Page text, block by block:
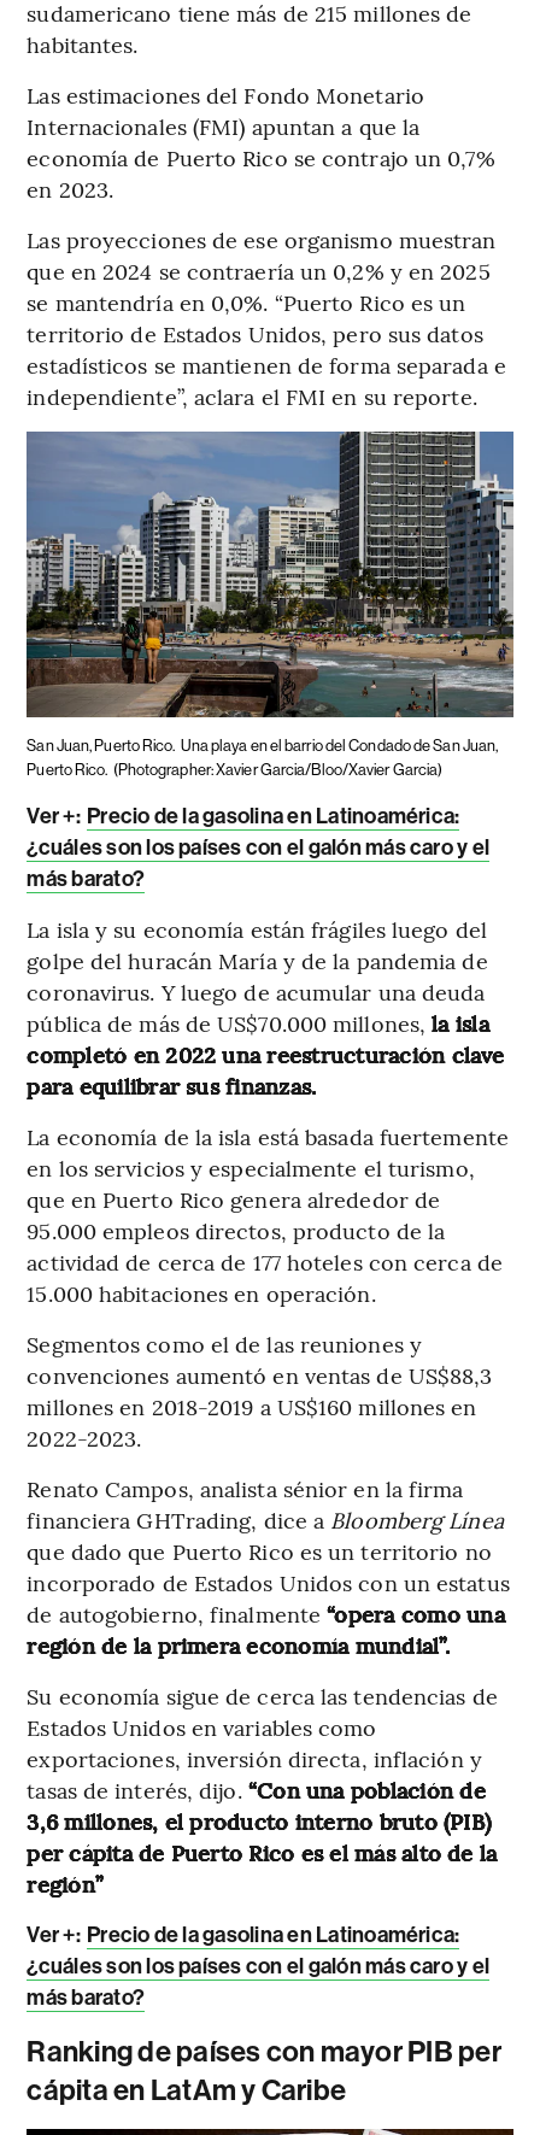
sudamericano tiene más de 215 millones de
habitantes.
Las estimaciones del Fondo Monetario
Internacionales (FMI) apuntan a que la
economía de Puerto Rico se contrajo un 0,7%
en 2023.
Las proyecciones de ese organismo muestran
que en 2024 se contraería un 0,2% y en 2025
se mantendría en 0,0%. “Puerto Rico es un
territorio de Estados Unidos, pero sus datos
estadísticos se mantienen de forma separada e
independiente”, aclara el FMI en su reporte.
San Juan, Puerto Rico. Una playa en el barrio del Condado de San Juan,
Puerto Rico. (Photographer: Xavier Garcia/Bloo/Xavier Garcia)
Ver +: Precio de la gasolina en Latinoamérica:
¿cuáles son los países con el galón más caro y el
más barato?
La isla y su economía están frágiles luego del
golpe del huracán María y de la pandemia de
coronavirus. Y luego de acumular una deuda
pública de más de US$70.000 millones,la isla
completó en 2022 una reestructuración clave
para equilibrar sus finanzas.
La economía de la isla está basada fuertemente
en los servicios y especialmente el turismo,
que en Puerto Rico genera alrededor de
95.000 empleos directos, producto de la
actividad de cerca de 177 hoteles con cerca de
15.000 habitaciones en operación.
Segmentos como el de las reuniones y
convenciones aumentó en ventas de US$88,3
millones en 2018-2019 a US$160 millones en
2022-2023.
Renato Campos, analista sénior en la firma
financiera GHTrading, dice a Bloomberg Línea
que dado que Puerto Rico es un territorio no
incorporado de Estados Unidos con un estatus
de autogobierno, finalmente“opera como una
región de la primera economía mundial”.
Su economía sigue de cerca las tendencias de
Estados Unidos en variables como
exportaciones, inversión directa, inflación y
tasas de interés, dijo. “Con una población de
3,6 millones, el producto interno bruto (PIB)
per cápita de Puerto Rico es el más alto de la
región”
Ver +: Precio de la gasolina en Latinoamérica:
¿cuáles son los países con el galón más caro y el
más barato?
Ranking de países con mayor PIB per
cápita en LatAm y Caribe